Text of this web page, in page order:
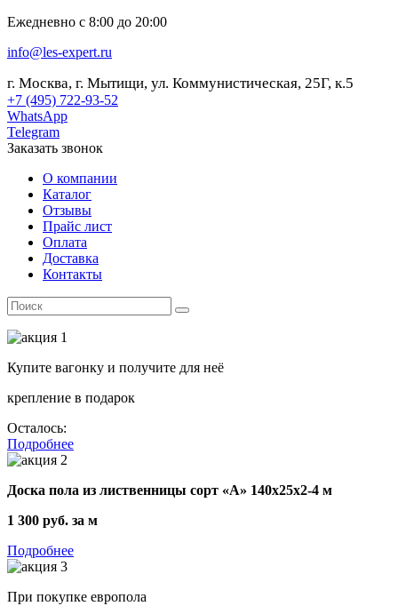
Ежедневно с 8:00 до 20:00
info@les-expert.ru
г. Москва, г. Мытищи, ул. Коммунистическая, 25Г, к.5
+7 (495) 722-93-52
WhatsApp
Telegram
Заказать звонок
О компании
Каталог
Отзывы
Прайс лист
Оплата
Доставка
Контакты
Купите вагонку и получите для неё
крепление в подарок
Осталось:
Подробнее
Доска пола из лиственницы сорт «А» 140x25x2-4 м
1 300 руб. за м
Подробнее
При покупке европола